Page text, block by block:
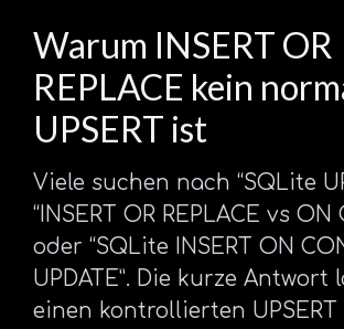
Warum INSERT OR
REPLACE kein
UPSERT ist
Viele suchen nach “SQLite
“INSERT OR REPLACE vs ON
oder “SQLite INSERT ON
UPDATE”. Die kurze Antwort
einen kontrollierten UPSERT